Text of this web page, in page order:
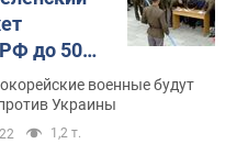
до 50
военные будут
Украины
1,2 т.